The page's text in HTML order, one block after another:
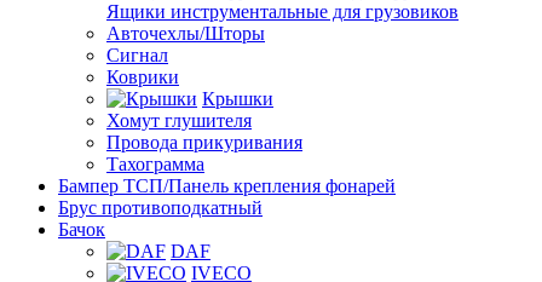
Ящики инструментальные для грузовиков
Авточехлы/Шторы
Сигнал
Коврики
Крышки
Хомут глушителя
Провода прикуривания
Тахограмма
Бампер ТСП/Панель крепления фонарей
Брус противоподкатный
Бачок
DAF
IVECO